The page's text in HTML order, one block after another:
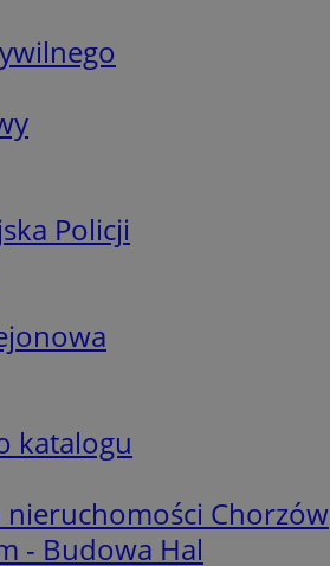
Policji
katalogu
nieruchomości Chorzów
- Budowa Hal